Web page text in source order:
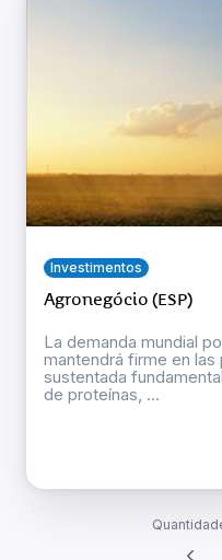
Investimentos
Agronegócio (ESP)
La demanda mundial
mantendrá firme en las
sustentada
de proteínas, ...